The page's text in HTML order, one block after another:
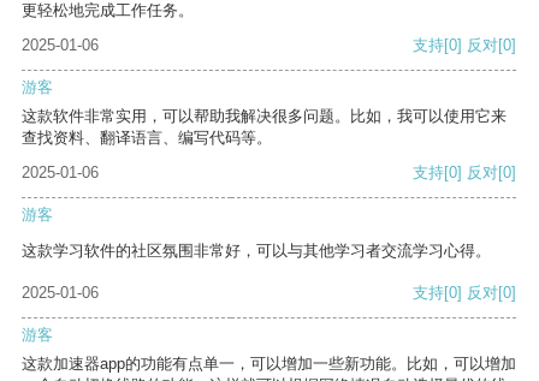
更轻松地完成工作任务。
2025-01-06
支持[0] 反对[0]
游客
这款软件非常实用，可以帮助我解决很多问题。比如，我可以使用它来
查找资料、翻译语言、编写代码等。
2025-01-06
支持[0] 反对[0]
游客
这款学习软件的社区氛围非常好，可以与其他学习者交流学习心得。
2025-01-06 支持[0] 反对[0]
游客
这款加速器app的功能有点单一，可以增加一些新功能。比如，可以增加